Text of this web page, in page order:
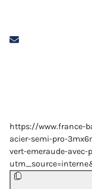
https://www.france-
acier-semi-pro-
vert-emeraude-